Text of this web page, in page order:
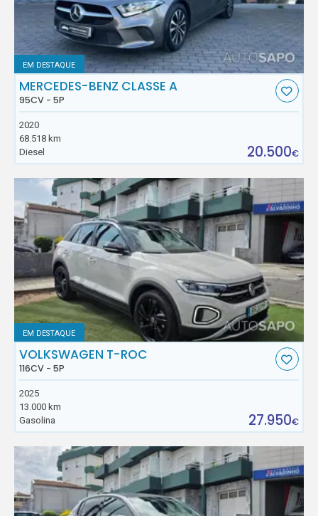
EM DESTAQUE
MERCEDES-BENZ CLASSE A
95CV - 5P
2020
68.518 km
Diesel
20.500€
EM DESTAQUE
VOLKSWAGEN T-ROC
116CV - 5P
2025
13.000 km
Gasolina
27.950€